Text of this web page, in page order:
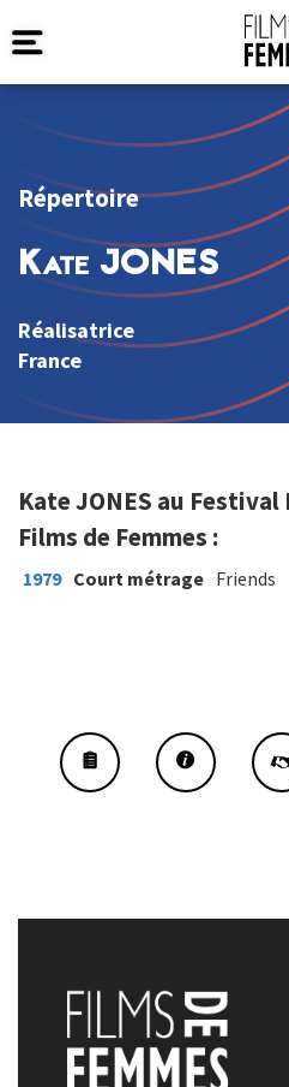
Répertoire
Kate JONES
Réalisatrice
France
Kate JONES au
Films de Femmes :
1979 Court métrage Friends